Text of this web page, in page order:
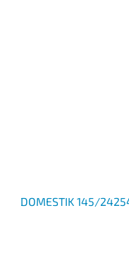
DOMESTIK 145/